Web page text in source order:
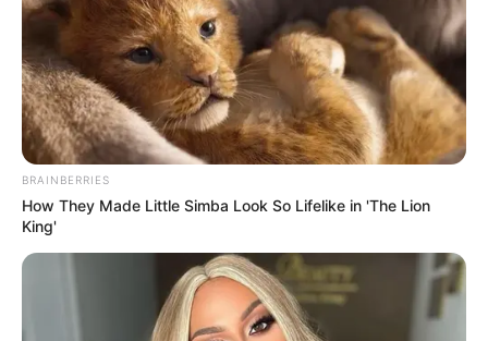
BRAINBERRIES
How They Made Little Simba Look So Lifelike in 'The Lion
King'